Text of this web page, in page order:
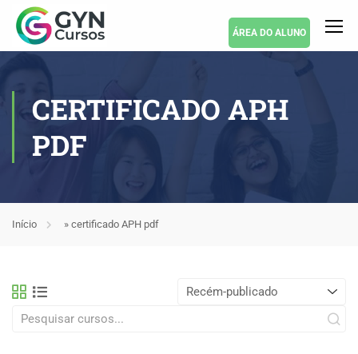
ÁREA DO ALUNO
CERTIFICADO APH
PDF
Início » certificado APH pdf